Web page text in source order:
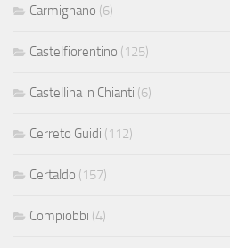
Carmignano (6)
Castelfiorentino (125)
Castellina in Chianti (6)
Cerreto Guidi (112)
Certaldo (157)
Compiobbi (4)